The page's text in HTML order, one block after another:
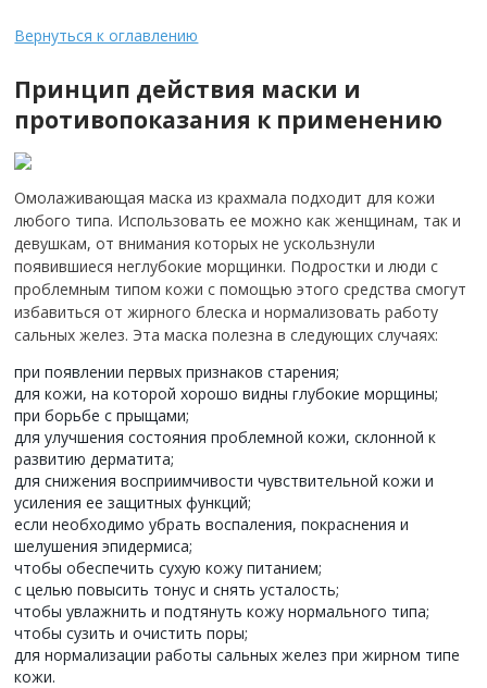
Вернуться к оглавлению
Принцип действия маски и
противопоказания к применению
Омолаживающая маска из крахмала подходит для кожи
любого типа. Использовать ее можно как женщинам, так и
девушкам, от внимания которых не ускользнули
появившиеся неглубокие морщинки. Подростки и люди с
проблемным типом кожи с помощью этого средства смогут
избавиться от жирного блеска и нормализовать работу
сальных желез. Эта маска полезна в следующих случаях:
при появлении первых признаков старения;
для кожи, на которой хорошо видны глубокие морщины;
при борьбе с прыщами;
для улучшения состояния проблемной кожи, склонной к
развитию дерматита;
для снижения восприимчивости чувствительной кожи и
усиления ее защитных функций;
если необходимо убрать воспаления, покраснения и
шелушения эпидермиса;
чтобы обеспечить сухую кожу питанием;
с целью повысить тонус и снять усталость;
чтобы увлажнить и подтянуть кожу нормального типа;
чтобы сузить и очистить поры;
для нормализации работы сальных желез при жирном типе
кожи.